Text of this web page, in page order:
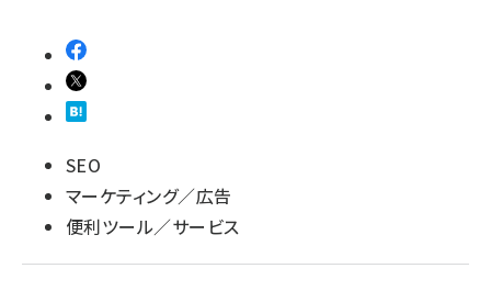
SEO
マーケティング／広告
便利ツール／サービス